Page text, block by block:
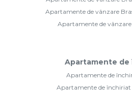
Apartamente de vânzare
Apartamente de
Apartamente de
Apartamente de
Apartamente de închiriat